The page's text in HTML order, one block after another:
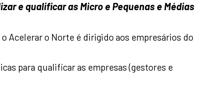
e qualificar as Micro e Pequenas e Médias
Acelerar o Norte é dirigido aos empresários do
para qualificar as empresas (gestores e